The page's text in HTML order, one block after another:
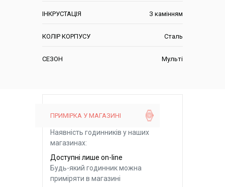
ІНКРУСТАЦІЯ З камінням
КОЛІР КОРПУСУ Сталь
СЕЗОН Мульті
ПРИМІРКА У МАГАЗИНІ
Наявність годинників у наших
магазинах:
Доступні лише on-line
Будь-який годинник можна
приміряти в магазині